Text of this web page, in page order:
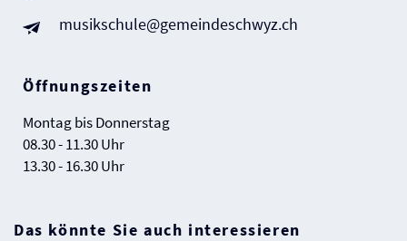
musikschule@gemeindeschwyz.ch
Öffnungszeiten
Montag bis Donnerstag
08.30 - 11.30 Uhr
13.30 - 16.30 Uhr
Das könnte Sie auch interessieren